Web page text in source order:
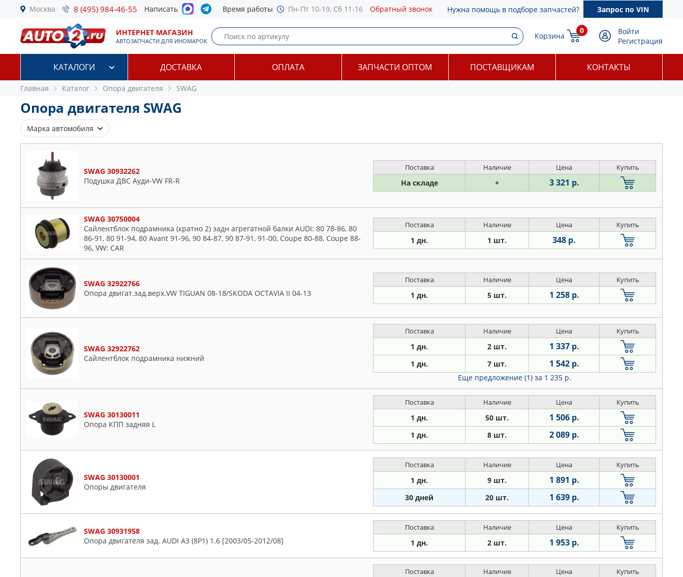
Москва 8 (495) 984-46-55 Написать Время работы Пн-Пт 10-19, Сб 11-16 Обратный звонок Нужна помощь в подборе запчастей? Запрос по VIN
ИНТЕРНЕТ МАГАЗИН
АВТОЗАПЧАСТИ ДЛЯ ИНОМАРОК
Корзина
0
Войти
Регистрация
КАТАЛОГИ ДОСТАВКА ОПЛАТА ЗАПЧАСТИ ОПТОМ ПОСТАВЩИКАМ КОНТАКТЫ
Главная Каталог Опора двигателя SWAG
Опора двигателя SWAG
Марка автомобиля
Alfa Romeo
BMW
Citroen
Honda
Jeep
Lancia
Mazda
Mercedes
Nissan
Opel
Renault
Saab
Seat
Volvo
SWAG 30932262
Подушка ДВС Ауди-VW FR-R
Поставка Наличие Цена Купить
На складе + 3 321 р.
SWAG 30750004
Сайлентблок подрамника (кратно 2) задн агрегатной балки AUDI: 80 78-86, 80
86-91, 80 91-94, 80 Avant 91-96, 90 84-87, 90 87-91, 91-00, Coupe 80-88, Coupe 88-
96, VW: CAR
Поставка Наличие Цена Купить
1 дн. 1 шт. 348 р.
SWAG 32922766
Опора двигат.зад.верх.VW TIGUAN 08-18/SKODA OCTAVIA II 04-13
Поставка Наличие Цена Купить
1 дн. 5 шт. 1 258 р.
SWAG 32922762
Сайлентблок подрамника нижний
Поставка Наличие Цена Купить
1 дн. 2 шт. 1 337 р.
1 дн. 7 шт. 1 542 р.
Еще предложение (1) за 1 235 р.
SWAG 30130011
Опора КПП задняя L
Поставка Наличие Цена Купить
1 дн. 50 шт. 1 506 р.
1 дн. 8 шт. 2 089 р.
SWAG 30130001
Опоры двигателя
Поставка Наличие Цена Купить
1 дн. 9 шт. 1 891 р.
30 дней 20 шт. 1 639 р.
SWAG 30931958
Опора двигателя зад. AUDI A3 (8P1) 1.6 [2003/05-2012/08]
Поставка Наличие Цена Купить
1 дн. 2 шт. 1 953 р.
Поставка Наличие Цена Купить